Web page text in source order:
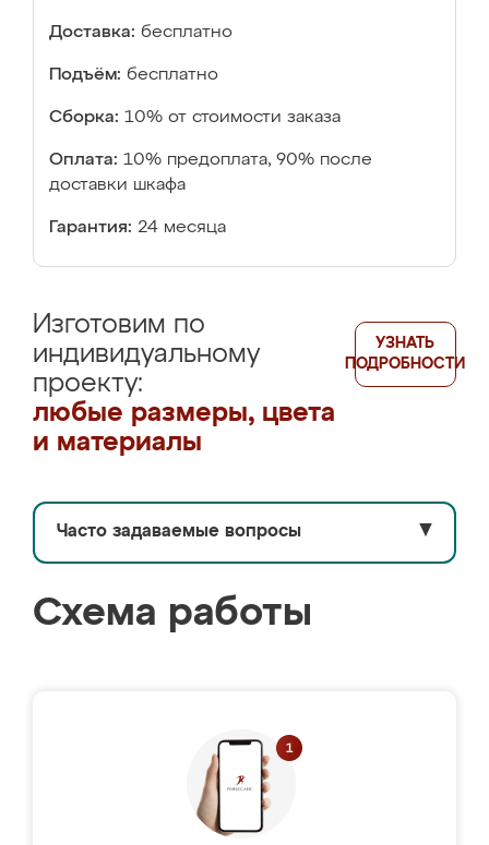
Доставка: бесплатно
Подъём: бесплатно
Сборка: 10% от стоимости заказа
Оплата: 10% предоплата, 90% после
доставки шкафа
Гарантия: 24 месяца
Изготовим по
индивидуальному
проекту:
любые размеры, цвета
и материалы
УЗНАТЬ
ПОДРОБНОСТИ
Часто задаваемые вопросы ▼
Схема работы